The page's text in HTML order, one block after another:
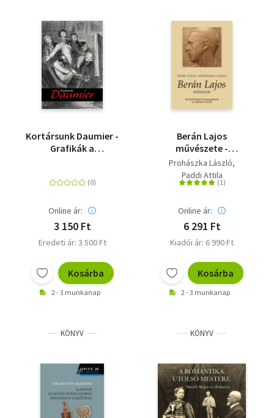
Kortársunk Daumier -
Grafikák a
gyűjteményéből és
alkotásai
Online ár:
3 150 Ft
Eredeti ár: 3 500 Ft
Kosárba
2 - 3 munkanap
Berán Lajos
művészete -
Kultúrtörténeti
barangolások az
alkotásai körül
Prohászka László
Paddi Attila
Online ár:
6 291 Ft
Kiadói ár: 6 990 Ft
Kosárba
2 - 3 munkanap
KÖNYV KÖNYV